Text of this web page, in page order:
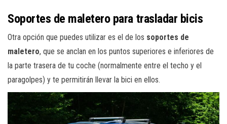
Soportes de maletero para trasladar bicis
Otra opción que puedes utilizar es el de los soportes de
maletero, que se anclan en los puntos superiores e inferiores de
la parte trasera de tu coche (normalmente entre el techo y el
paragolpes) y te permitirán llevar la bici en ellos.